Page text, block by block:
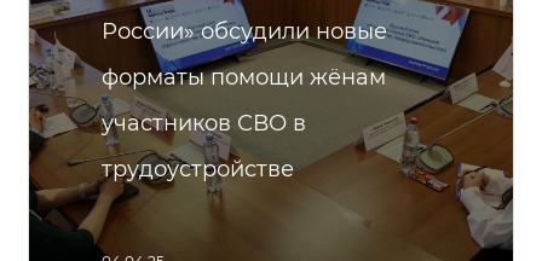
России» обсудили новые
форматы помощи жёнам
участников СВО в
трудоустройстве